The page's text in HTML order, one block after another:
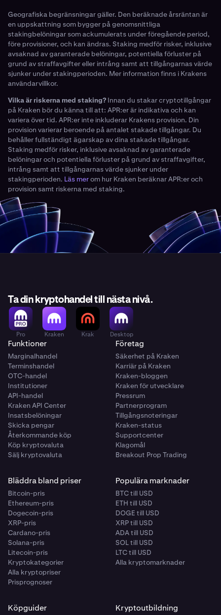
Geografiska begränsningar gäller. Den beräknade årsräntan är
en uppskattning som bygger på genomsnittliga
stakingbelöningar som ackumulerats under föregående period,
före provisioner, och kan ändras. Staking medför risker, inklusive
avsaknad av garanterade belöningar, potentiella förluster på
grund av straffavgifter eller intrång samt att tillgångarnas värde
sjunker under stakingperioden. Mer information finns i Krakens
användarvillkor.
Vilka är riskerna med staking? Innan du stakar cryptotillgångar
på Kraken bör du känna till att: APR:er är indikativa och kan
variera över tid. APR:er inte inkluderar Krakens provision. Din
provision varierar beroende på antalet stakade tillgångar. Du
behåller fullständigt ägarskap av dina stakade tillgångar.
Staking medför risker, inklusive avsaknad av garanterade
belöningar och potentiella förluster på grund av straffavgifter,
intrång samt att tillgångarnas värde sjunker under
stakingperioden. Läs merom hur Kraken beräknar APR:er och
provision samt riskerna med staking.
Ta din kryptohandel till nästa nivå.
Pro Kraken Krak Desktop
Funktioner
Marginalhandel
Terminshandel
OTC-handel
Institutioner
API-handel
Kraken API Center
Insatsbelöningar
Skicka pengar
Återkommande köp
Köp kryptovaluta
Sälj kryptovaluta
Företag
Säkerhet på Kraken
Karriär på Kraken
Kraken-bloggen
Kraken för utvecklare
Pressrum
Partnerprogram
Tillgångsnoteringar
Kraken-status
Supportcenter
Klagomål
Breakout Prop Trading
Bläddra bland priser
Bitcoin-pris
Ethereum-pris
Dogecoin-pris
XRP-pris
Cardano-pris
Solana-pris
Litecoin-pris
Kryptokategorier
Alla kryptopriser
Prisprognoser
Populära marknader
BTC till USD
ETH till USD
DOGE till USD
XRP till USD
ADA till USD
SOL till USD
LTC till USD
Alla kryptomarknader
Köpguider Kryptoutbildning